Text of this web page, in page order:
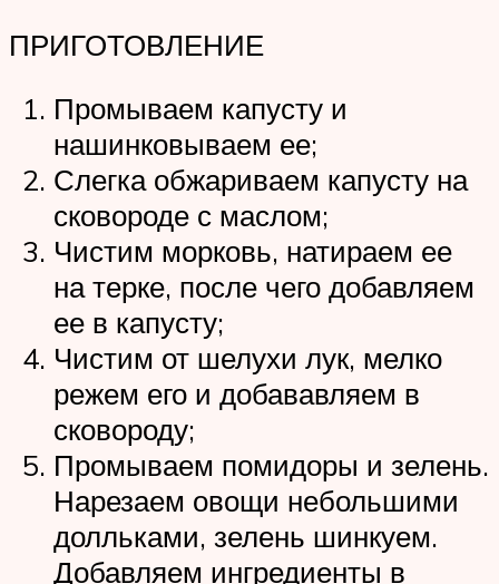
ПРИГОТОВЛЕНИЕ
Промываем капусту и
нашинковываем ее;
Слегка обжариваем капусту на
сковороде с маслом;
Чистим морковь, натираем ее
на терке, после чего добавляем
ее в капусту;
Чистим от шелухи лук, мелко
режем его и добававляем в
сковороду;
Промываем помидоры и зелень.
Нарезаем овощи небольшими
долльками, зелень шинкуем.
Добавляем ингредиенты в